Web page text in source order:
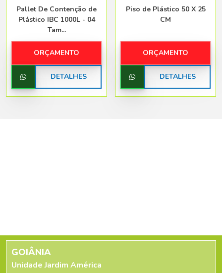
Pallet De Contenção de
Plástico IBC 1000L - 04
Tam...
ORÇAMENTO
DETALHES
Piso de Plástico 50 X 25
CM
ORÇAMENTO
DETALHES
GOIÂNIA
Unidade Jardim América